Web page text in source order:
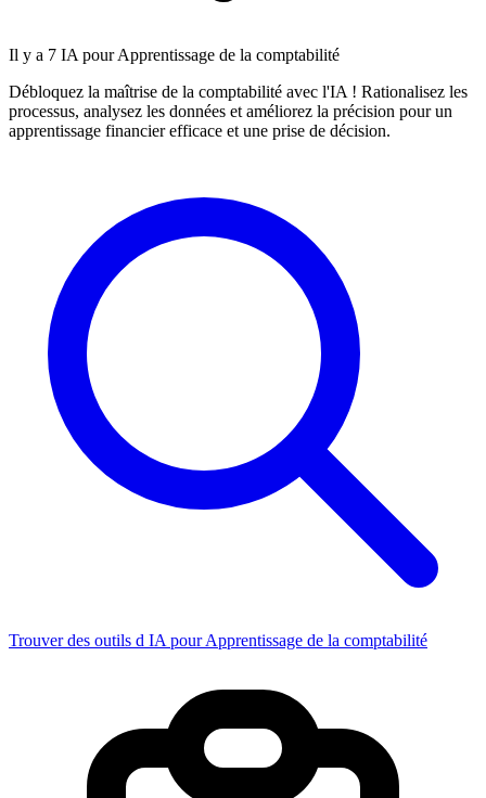
Il y a 7 IA pour Apprentissage de la comptabilité
Débloquez la maîtrise de la comptabilité avec l'IA ! Rationalisez les
processus, analysez les données et améliorez la précision pour un
apprentissage financier efficace et une prise de décision.
Trouver des outils d IA pour Apprentissage de la comptabilité